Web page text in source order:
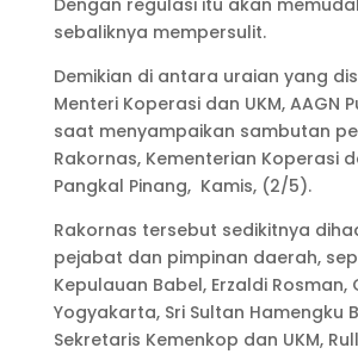
Dengan regulasi itu akan
sebaliknya mempersulit.
Demikian di antara uraian yang
Menteri Koperasi dan UKM, AAGN
saat menyampaikan sambutan
Rakornas, Kementerian Koperasi
Pangkal Pinang, Kamis, (2/5).
Rakornas tersebut sedikitnya
pejabat dan pimpinan daerah,
Kepulauan Babel, Erzaldi Rosman,
Yogyakarta, Sri Sultan Hamengku
Sekretaris Kemenkop dan UKM,